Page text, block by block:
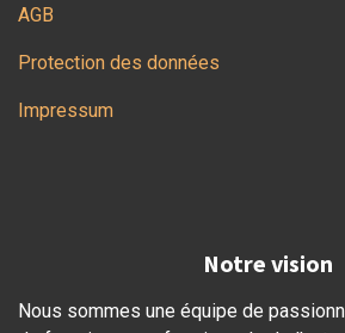
AGB
Protection des données
Impressum
Notre vision
Nous sommes une équipe de